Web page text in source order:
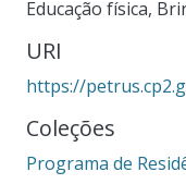
Educação física,
URI
https://
Coleções
Programa de